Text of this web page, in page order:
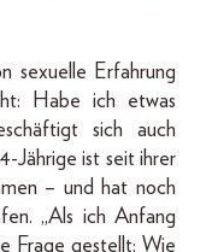
sexuelle Erfahrung
Habe ich etwas
sich auch
Jährige ist seit ihrer
– und hat noch
„Als ich Anfang
Frage gestellt: Wie